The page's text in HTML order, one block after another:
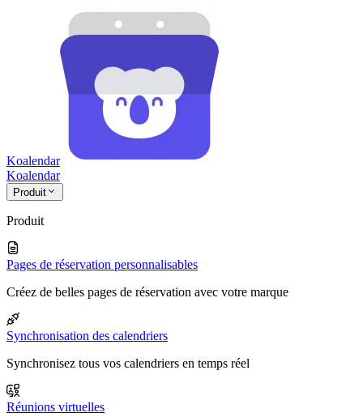
Koalendar
Koalendar
Produit
Produit
Pages de réservation personnalisables
Créez de belles pages de réservation avec votre marque
Synchronisation des calendriers
Synchronisez tous vos calendriers en temps réel
Réunions virtuelles